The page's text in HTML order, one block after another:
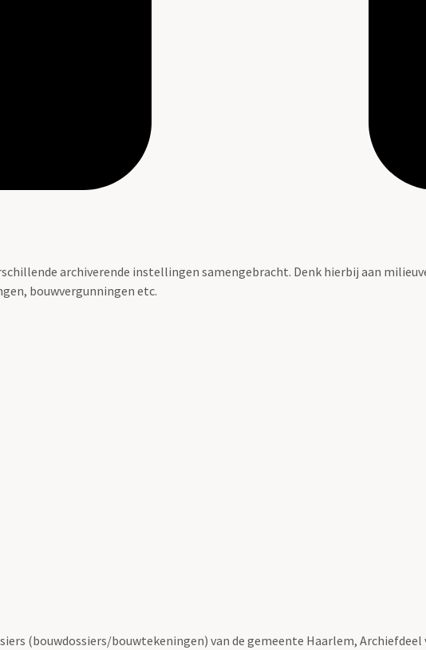
archiverende instellingen samengebracht. Denk hierbij aan
bouwvergunningen etc.
(bouwdossiers/bouwtekeningen) van de gemeente Haarlem, Archiefdeel